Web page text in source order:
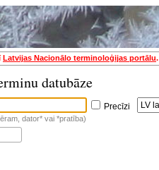
Latvijas Nacionālo terminoloģijas portālu.
datubāze
Precīzi
dator* vai *pratība)